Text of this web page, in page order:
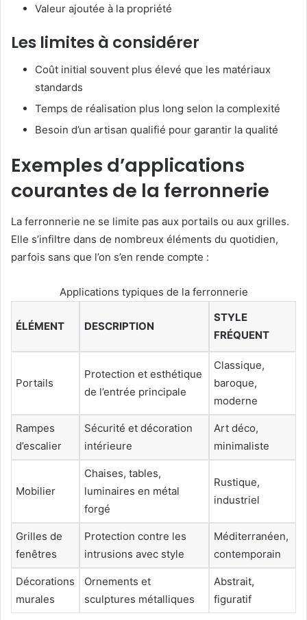
Valeur ajoutée à la propriété
Les limites à considérer
Coût initial souvent plus élevé que les matériaux
standards
Temps de réalisation plus long selon la complexité
Besoin d’un artisan qualifié pour garantir la qualité
Exemples d’applications
courantes de la ferronnerie
La ferronnerie ne se limite pas aux portails ou aux grilles.
Elle s’infiltre dans de nombreux éléments du quotidien,
parfois sans que l’on s’en rende compte :
Applications typiques de la ferronnerie
ÉLÉMENT DESCRIPTION
STYLE
FRÉQUENT
Portails
Protection et esthétique
de l’entrée principale
Classique,
baroque,
moderne
Rampes
d’escalier
Sécurité et décoration
intérieure
Art déco,
minimaliste
Mobilier
Chaises, tables,
luminaires en métal
forgé
Rustique,
industriel
Grilles de
fenêtres
Protection contre les
intrusions avec style
Méditerranéen,
contemporain
Décorations
murales
Ornements et
sculptures métalliques
Abstrait,
figuratif